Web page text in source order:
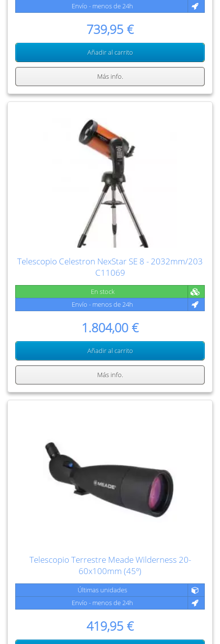
Envío - menos de 24h
739,95 €
Añadir al carrito
Más info.
Telescopio Celestron NexStar SE 8 - 2032mm/203
C11069
En stock
Envío - menos de 24h
1.804,00 €
Añadir al carrito
Más info.
Telescopio Terrestre Meade Wilderness 20-
60x100mm (45º)
Últimas unidades
Envío - menos de 24h
419,95 €